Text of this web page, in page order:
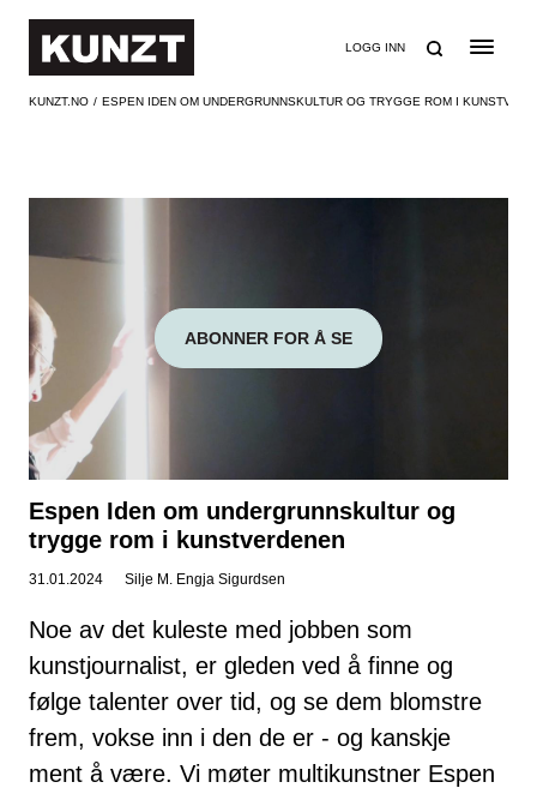
LOGG INN
KUNZT.NO ESPEN IDEN OM UNDERGRUNNSKULTUR OG TRYGGE ROM I
ABONNER FOR Å SE
Espen Iden om undergrunnskultur og
trygge rom i kunstverdenen
31.01.2024 Silje M. Engja Sigurdsen
Noe av det kuleste med jobben som
kunstjournalist, er gleden ved å finne og
følge talenter over tid, og se dem blomstre
frem, vokse inn i den de er - og kanskje
ment å være. Vi møter multikunstner Espen